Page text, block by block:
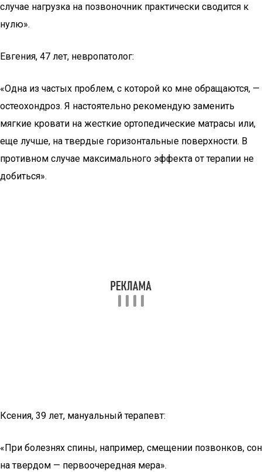
случае нагрузка на позвоночник практически сводится к
нулю».
Евгения, 47 лет, невропатолог:
«Одна из частых проблем, с которой ко мне обращаются, —
остеохондроз. Я настоятельно рекомендую заменить
мягкие кровати на жесткие ортопедические матрасы или,
еще лучше, на твердые горизонтальные поверхности. В
противном случае максимального эффекта от терапии не
добиться».
Ксения, 39 лет, мануальный терапевт:
«При болезнях спины, например, смещении позвонков, сон
на твердом — первоочередная мера».